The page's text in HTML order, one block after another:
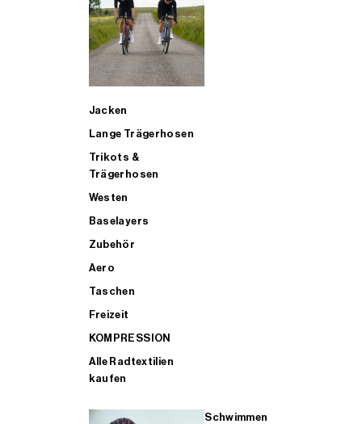
Jacken
Lange Trägerhosen
Trikots &
Trägerhosen
Westen
Baselayers
Zubehör
Aero
Taschen
Freizeit
KOMPRESSION
Alle Radtextilien
kaufen
Schwimmen
ALLE TRIATHLONARTIKEL FÜR MÄNNER KAUFEN